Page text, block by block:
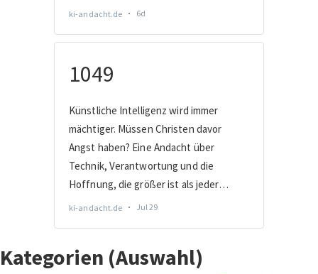
Kategorien (Auswahl)